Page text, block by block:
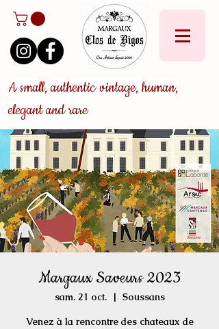
A small, authentic vintage, human,
elegant and rare
Margaux Saveurs 2023
sam. 21 oct.
  |
Soussans
Venez à la rencontre des chateaux de